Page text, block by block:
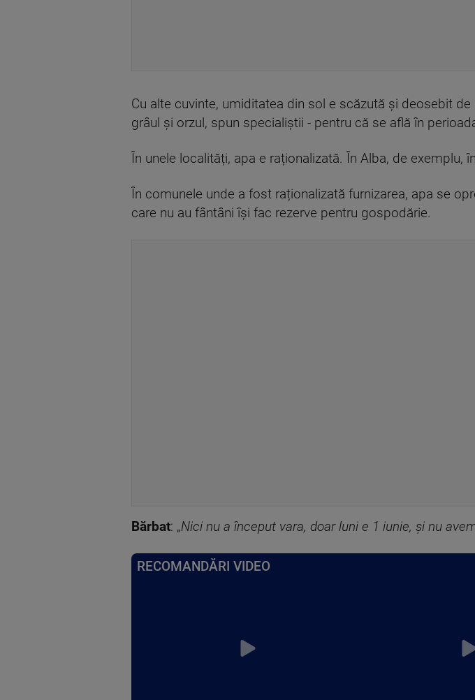
Cu alte cuvinte, umiditatea din sol e scăzută și deosebit
grâul și orzul, spun specialiștii - pentru că se află în
În unele localități, apa e raționalizată. În Alba, de
În comunele unde a fost raționalizată furnizarea, apa se
care nu au fântâni își fac rezerve pentru gospodărie.
Bărbat: „Nici nu a început vara, doar luni e 1 iunie, și nu
RECOMANDĂRI VIDEO